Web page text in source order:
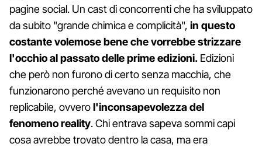
pagine social. Un cast di concorrenti che ha sviluppato
da subito "grande chimica e complicità", in questo
costante volemose bene che vorrebbe strizzare
l'occhio al passato delle prime edizioni. Edizioni
che però non furono di certo senza macchia, che
funzionarono perché avevano un requisito non
replicabile, ovverol'inconsapevolezza del
fenomeno reality. Chi entrava sapeva sommi capi
cosa avrebbe trovato dentro la casa, ma era